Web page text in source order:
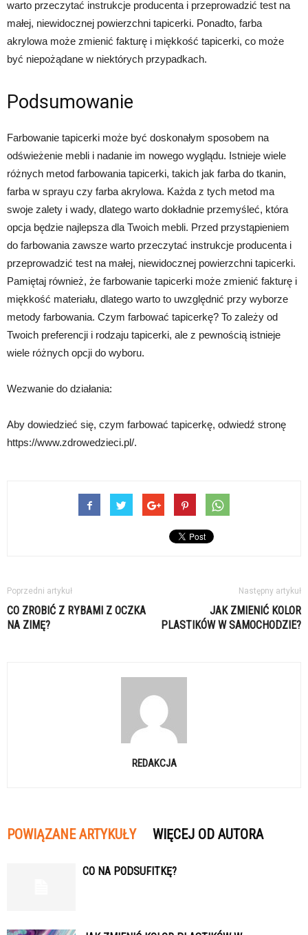
warto przeczytać instrukcje producenta i przeprowadzić test na
małej, niewidocznej powierzchni tapicerki. Ponadto, farba
akrylowa może zmienić fakturę i miękkość tapicerki, co może
być niepożądane w niektórych przypadkach.
Podsumowanie
Farbowanie tapicerki może być doskonałym sposobem na
odświeżenie mebli i nadanie im nowego wyglądu. Istnieje wiele
różnych metod farbowania tapicerki, takich jak farba do tkanin,
farba w sprayu czy farba akrylowa. Każda z tych metod ma
swoje zalety i wady, dlatego warto dokładnie przemyśleć, która
opcja będzie najlepsza dla Twoich mebli. Przed przystąpieniem
do farbowania zawsze warto przeczytać instrukcje producenta i
przeprowadzić test na małej, niewidocznej powierzchni tapicerki.
Pamiętaj również, że farbowanie tapicerki może zmienić fakturę i
miękkość materiału, dlatego warto to uwzględnić przy wyborze
metody farbowania. Czym farbować tapicerkę? To zależy od
Twoich preferencji i rodzaju tapicerki, ale z pewnością istnieje
wiele różnych opcji do wyboru.
Wezwanie do działania:
Aby dowiedzieć się, czym farbować tapicerkę, odwiedź stronę
https://www.zdrowedzieci.pl/.
Poprzedni artykuł
CO ZROBIĆ Z RYBAMI Z OCZKA
NA ZIMĘ?
Następny artykuł
JAK ZMIENIĆ KOLOR
PLASTIKÓW W SAMOCHODZIE?
REDAKCJA
POWIĄZANE ARTYKUŁY WIĘCEJ OD AUTORA
CO NA PODSUFITKĘ?